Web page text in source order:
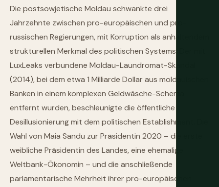
Die postsowjetische Moldau schwankte drei
Jahrzehnte zwischen pro-europäischen und pro-
russischen Regierungen, mit Korruption als anhaltendem
strukturellen Merkmal des politischen Systems. Der mit
LuxLeaks verbundene Moldau-Laundromat-Skandal
(2014), bei dem etwa 1 Milliarde Dollar aus moldauischen
Banken in einem komplexen Geldwäsche-Schema
entfernt wurden, beschleunigte die öffentliche
Desillusionierung mit dem politischen Establishment. Die
Wahl von Maia Sandu zur Präsidentin 2020 – die erste
weibliche Präsidentin des Landes, eine ehemalige
Weltbank-Ökonomin – und die anschließende
parlamentarische Mehrheit ihrer pro-europäischen